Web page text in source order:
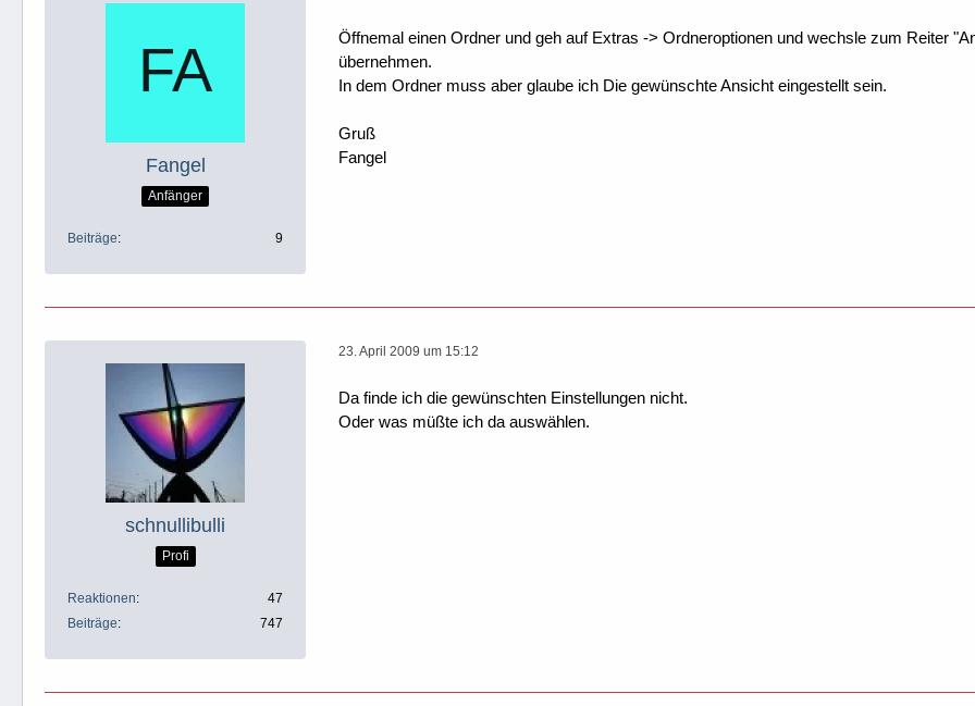
Fangel
Anfänger
Beiträge 9
Öffnemal einen Ordner und geh auf Extras -> Ordneroptionen und wechsle zum Reiter
übernehmen.
In dem Ordner muss aber glaube ich Die gewünschte Ansicht eingestellt sein.
Gruß
Fangel
schnullibulli
Profi
Reaktionen
47
Beiträge
747
23. April 2009 um 15:12
Da finde ich die gewünschten Einstellungen nicht.
Oder was müßte ich da auswählen.